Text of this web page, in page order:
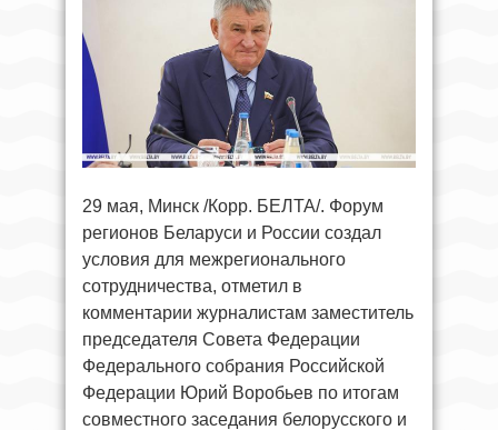
29 мая, Минск /Корр. БЕЛТА/. Форум
регионов Беларуси и России создал
условия для межрегионального
сотрудничества, отметил в
комментарии журналистам заместитель
председателя Совета Федерации
Федерального собрания Российской
Федерации Юрий Воробьев по итогам
совместного заседания белорусского и